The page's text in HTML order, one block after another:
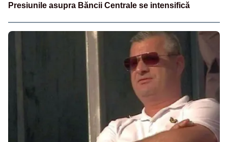
Presiunile asupra Băncii Centrale se intensifică